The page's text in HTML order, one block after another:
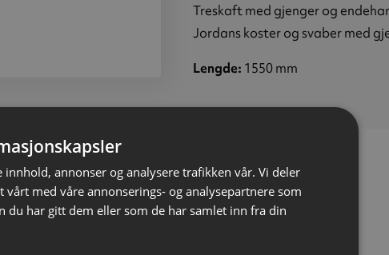
Treskaft med gjenger og
Jordans koster og svaber med
Lengde: 1550 mm
annonser og analysere trafikken vår. Vi deler
med våre annonserings- og analysepartnere som
du har gitt dem eller som de har samlet inn fra din